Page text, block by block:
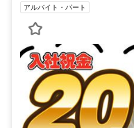
アルバイト・パート